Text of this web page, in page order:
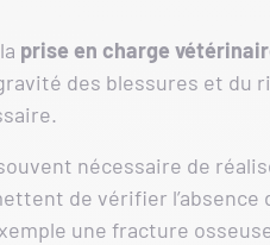
prise en charge
des blessures et du
nécessaire de
de vérifier l’absence
une fracture